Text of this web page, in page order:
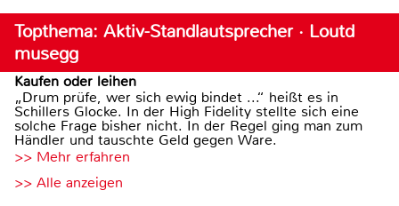
Topthema: Aktiv-Standlautsprecher · Loutd
musegg
Kaufen oder leihen
„Drum prüfe, wer sich ewig bindet ...“ heißt es in
Schillers Glocke. In der High Fidelity stellte sich eine
solche Frage bisher nicht. In der Regel ging man zum
Händler und tauschte Geld gegen Ware.
>> Mehr erfahren
>> Alle anzeigen